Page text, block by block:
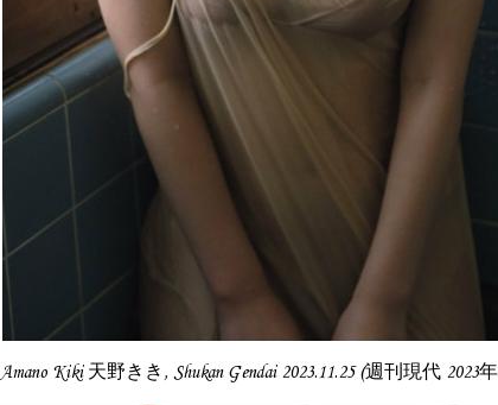
Amano Kiki 天野きき, Shukan Gendai 2023.11.25 (週刊現代 2023